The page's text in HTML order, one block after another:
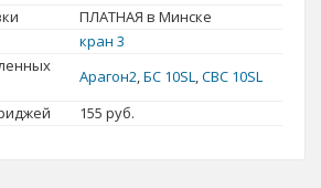
ПЛАТНАЯ в Минске
кран 3
Арагон2 БС 10SL СВС 10SL
155 руб.